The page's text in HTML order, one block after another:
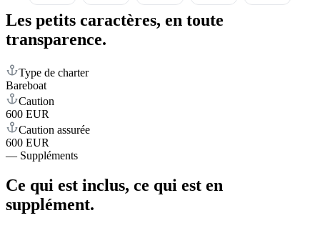
Les petits caractères, en toute
transparence.
Type de charter
Bareboat
Caution
600 EUR
Caution assurée
600 EUR
— Suppléments
Ce qui est inclus, ce qui est en
supplément.